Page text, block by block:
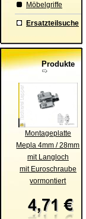
Möbelgriffe
Ersatzteilsuche
Produkte
Montageplatte
Mepla 4mm / 28mm
mit Langloch
mit Euroschraube
vormontiert